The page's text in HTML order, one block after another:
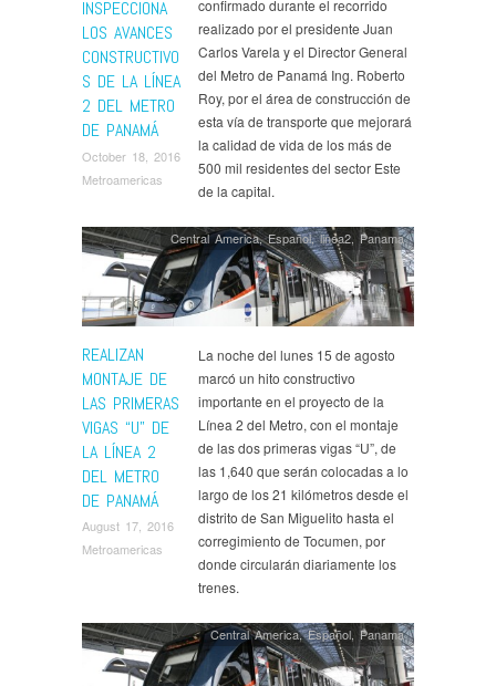
INSPECCIONA
LOS AVANCES
CONSTRUCTIVO
S DE LA LÍNEA
2 DEL METRO
DE PANAMÁ
October 18, 2016
Metroamericas
confirmado durante el recorrido
realizado por el presidente Juan
Carlos Varela y el Director General
del Metro de Panamá Ing. Roberto
Roy, por el área de construcción de
esta vía de transporte que mejorará
la calidad de vida de los más de
500 mil residentes del sector Este
de la capital.
REALIZAN
MONTAJE DE
LAS PRIMERAS
VIGAS “U” DE
LA LÍNEA 2
DEL METRO
DE PANAMÁ
August 17, 2016
Metroamericas
Central America,Español,linea2, Panama
La noche del lunes 15 de agosto
marcó un hito constructivo
importante en el proyecto de la
Línea 2 del Metro, con el montaje
de las dos primeras vigas “U”, de
las 1,640 que serán colocadas a lo
largo de los 21 kilómetros desde el
distrito de San Miguelito hasta el
corregimiento de Tocumen, por
donde circularán diariamente los
trenes.
Central America,Español, Panama